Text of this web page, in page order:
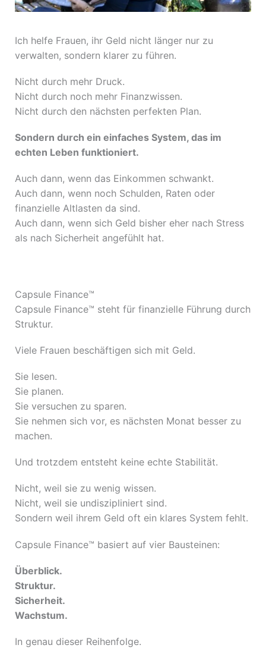
Ich helfe Frauen, ihr Geld nicht länger nur zu
verwalten, sondern klarer zu führen.
Nicht durch mehr Druck.
Nicht durch noch mehr Finanzwissen.
Nicht durch den nächsten perfekten Plan.
Sondern durch ein einfaches System, das im
echten Leben funktioniert.
Auch dann, wenn das Einkommen schwankt.
Auch dann, wenn noch Schulden, Raten oder
finanzielle Altlasten da sind.
Auch dann, wenn sich Geld bisher eher nach Stress
als nach Sicherheit angefühlt hat.
Capsule Finance™
Capsule Finance™ steht für finanzielle Führung durch
Struktur.
Viele Frauen beschäftigen sich mit Geld.
Sie lesen.
Sie planen.
Sie versuchen zu sparen.
Sie nehmen sich vor, es nächsten Monat besser zu
machen.
Und trotzdem entsteht keine echte Stabilität.
Nicht, weil sie zu wenig wissen.
Nicht, weil sie undiszipliniert sind.
Sondern weil ihrem Geld oft ein klares System fehlt.
Capsule Finance™ basiert auf vier Bausteinen:
Überblick.
Struktur.
Sicherheit.
Wachstum.
In genau dieser Reihenfolge.